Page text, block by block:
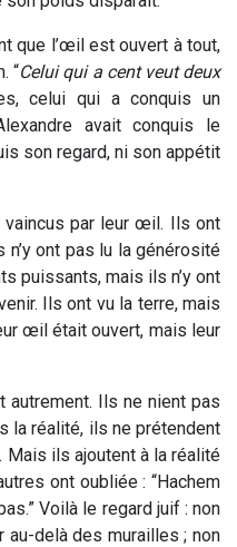
que l’œil est ouvert à tout,
“Celui qui a cent veut deux
celui qui a conquis un
avait conquis le
son regard, ni son appétit
par leur œil. Ils ont
ont pas lu la générosité
puissants, mais ils n’y ont
Ils ont vu la terre, mais
œil était ouvert, mais leur
autrement. Ils ne nient pas
la réalité, ils ne prétendent
ils ajoutent à la réalité
ont oubliée : “Hachem
Voilà le regard juif : non
delà des murailles ; non